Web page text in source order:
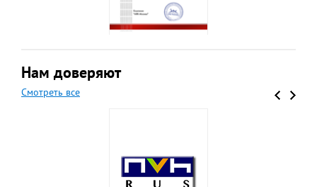
Нам доверяют
Смотреть все